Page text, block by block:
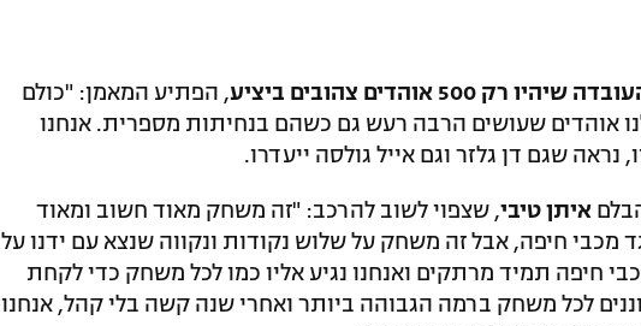
אוהדים צהובים ביציע
, הפתיע המאמן: "כולם
אוהדים שעושים הרבה רעש גם כשהם בנחיתות מספרית. אנחנו
שגם דן גלזר וגם אייל גולסה ייעדרו.
איתן טיבי, שצפוי לשוב להרכב: "זה משחק מאוד חשוב ומאוד
מכבי חיפה, אבל זה משחק על שלוש נקודות ונקווה שנצא עם ידנו על
חיפה תמיד מרתקים ואנחנו נגיע אליו כמו לכל משחק כדי לקחת
לכל משחק ברמה הגבוהה ביותר ואחרי שנה קשה בלי קהל, אנחנו